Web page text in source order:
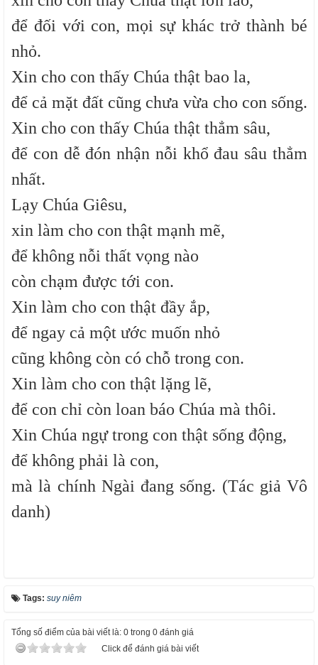
để đối với con, mọi sự khác trở thành bé
nhỏ.
Xin cho con thấy Chúa thật bao la,
để cả mặt đất cũng chưa vừa cho con sống.
Xin cho con thấy Chúa thật thẳm sâu,
để con dễ đón nhận nỗi khổ đau sâu thẳm
nhất.
Lạy Chúa Giêsu,
xin làm cho con thật mạnh mẽ,
để không nỗi thất vọng nào
còn chạm được tới con.
Xin làm cho con thật đầy ắp,
để ngay cả một ước muốn nhỏ
cũng không còn có chỗ trong con.
Xin làm cho con thật lặng lẽ,
để con chỉ còn loan báo Chúa mà thôi.
Xin Chúa ngự trong con thật sống động,
để không phải là con,
mà là chính Ngài đang sống. (Tác giả Vô
danh)
Tags: suy niêm
Tổng số điểm của bài viết là: 0 trong 0 đánh giá
Click để đánh giá bài viết